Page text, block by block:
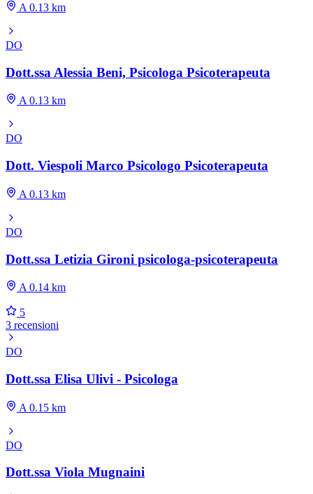
A 0.13 km
DO
Dott.ssa Alessia Beni, Psicologa Psicoterapeuta
A 0.13 km
DO
Dott. Viespoli Marco Psicologo Psicoterapeuta
A 0.13 km
DO
Dott.ssa Letizia Gironi psicologa-psicoterapeuta
A 0.14 km
5
3 recensioni
DO
Dott.ssa Elisa Ulivi - Psicologa
A 0.15 km
DO
Dott.ssa Viola Mugnaini